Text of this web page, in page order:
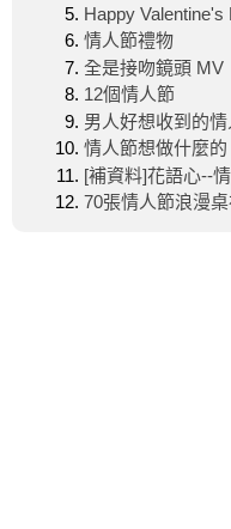
Happy Valentine's
情人節禮物
全是接吻鏡頭 MV
12個情人節
男人好想收到的
情人節想做什麼的
[補資料]花語心--
70張情人節浪漫桌